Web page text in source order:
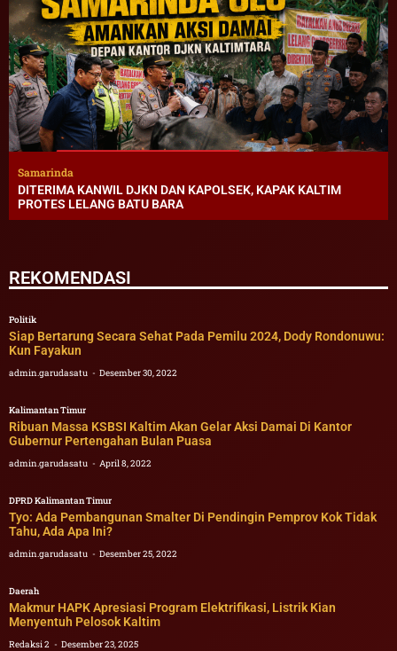
Samarinda
DITERIMA KANWIL DJKN DAN KAPOLSEK, KAPAK KALTIM
PROTES LELANG BATU BARA
REKOMENDASI
Politik
Siap Bertarung Secara Sehat Pada Pemilu 2024, Dody Rondonuwu:
Kun Fayakun
admin.garudasatu Desember 30, 2022
Kalimantan Timur
Ribuan Massa KSBSI Kaltim Akan Gelar Aksi Damai Di Kantor
Gubernur Pertengahan Bulan Puasa
admin.garudasatu April 8, 2022
DPRD Kalimantan Timur
Tyo: Ada Pembangunan Smalter Di Pendingin Pemprov Kok Tidak
Tahu, Ada Apa Ini?
admin.garudasatu Desember 25, 2022
Daerah
Makmur HAPK Apresiasi Program Elektrifikasi, Listrik Kian
Menyentuh Pelosok Kaltim
Redaksi 2 Desember 23, 2025